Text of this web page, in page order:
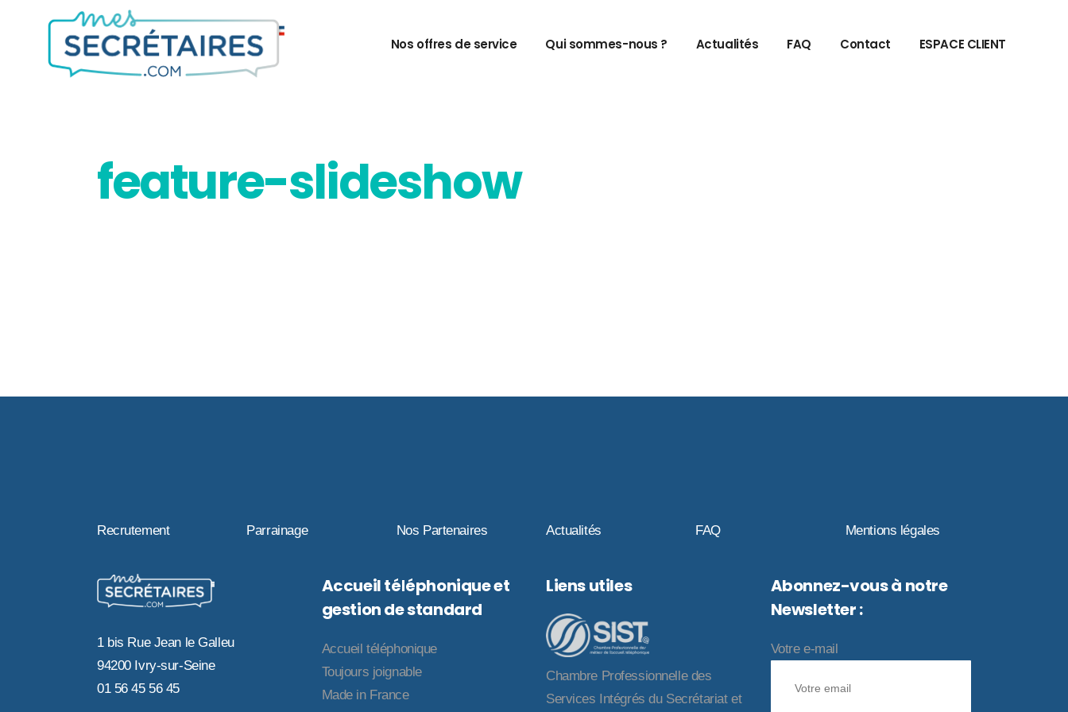
Nos offres de service Qui sommes-nous ? Actualités FAQ Contact ESPACE CLIENT
feature-slideshow
Recrutement Parrainage Nos Partenaires Actualités FAQ Mentions légales
1 bis Rue Jean le Galleu
94200 Ivry-sur-Seine
01 56 45 56 45
Accueil téléphonique et
gestion de standard
Accueil téléphonique
Toujours joignable
Made in France
Liens utiles
Chambre Professionnelle des
Services Intégrés du Secrétariat et
Abonnez-vous à notre
Newsletter :
Votre e-mail